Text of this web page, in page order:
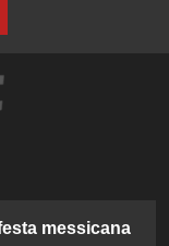
messicana